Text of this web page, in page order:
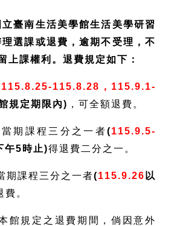
立臺南生活美學館生活美學研習
選課或退費，逾期不受理，不
上課權利。退費規定如下：
115.8.25-115.8.28，115.9.1-
規定期限內) ，可全額退費。
期課程三分之一者(115.9.5-
午5時止)得退費二分之一。
期課程三分之一者(115.9.26 以
費。
館規定之退費期間，倘因意外